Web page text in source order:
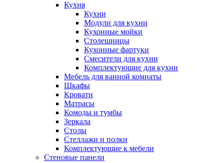
Кухня
Кухни
Модули для кухни
Кухонные мойки
Столешницы
Кухонные фартуки
Смесители для кухни
Комплектующие для кухни
Мебель для ванной комнаты
Шкафы
Кровати
Матрасы
Комоды и тумбы
Зеркала
Столы
Стеллажи и полки
Комплектующие к мебели
Стеновые панели